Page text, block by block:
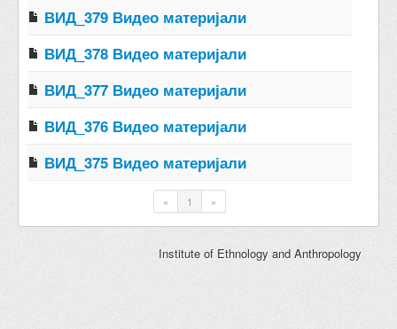
ВИД_379 Видео материјали
ВИД_378 Видео материјали
ВИД_377 Видео материјали
ВИД_376 Видео материјали
ВИД_375 Видео материјали
« 1 »
Institute of Ethnology and Anthropology